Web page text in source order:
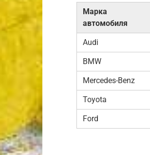
Марка
автомобиля
Audi
BMW
Mercedes-Benz
Toyota
Ford